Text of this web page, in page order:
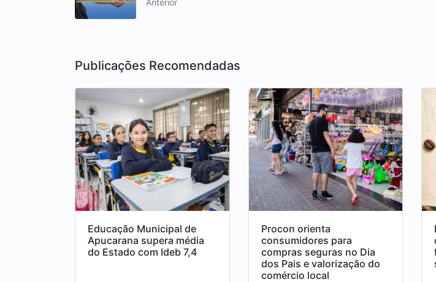
Anterior
Publicações Recomendadas
Educação Municipal de
Apucarana supera média
do Estado com Ideb 7,4
Procon orienta
consumidores para
compras seguras no Dia
dos Pais e valorização do
comércio local